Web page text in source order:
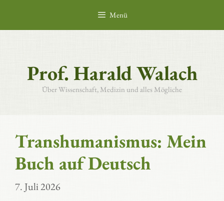
springen
Menü
Prof. Harald Walach
Über Wissenschaft, Medizin und alles Mögliche
Transhumanismus: Mein
Buch auf Deutsch
7. Juli 2026